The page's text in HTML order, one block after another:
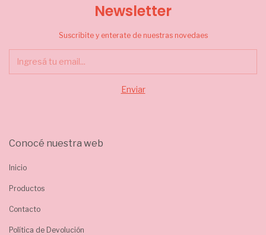
Newsletter
Suscribite y enterate de nuestras novedaes
Conocé nuestra web
Inicio
Productos
Contacto
Política de Devolución